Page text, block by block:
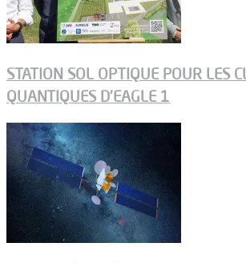
STATION SOL OPTIQUE POUR LES
QUANTIQUES D’EAGLE 1